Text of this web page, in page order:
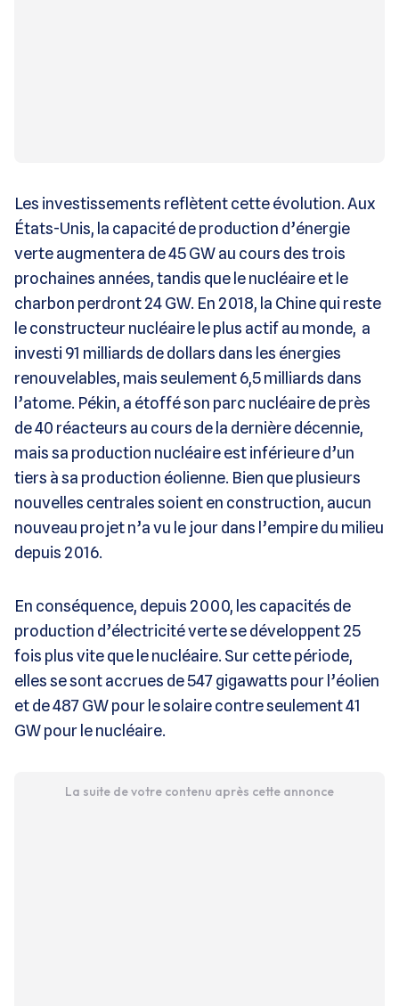
Les investissements reflètent cette évolution. Aux
États-Unis, la capacité de production d’énergie
verte augmentera de 45 GW au cours des trois
prochaines années, tandis que le nucléaire et le
charbon perdront 24 GW. En 2018, la Chine qui reste
le constructeur nucléaire le plus actif au monde, a
investi 91 milliards de dollars dans les énergies
renouvelables, mais seulement 6,5 milliards dans
l’atome. Pékin, a étoffé son parc nucléaire de près
de 40 réacteurs au cours de la dernière décennie,
mais sa production nucléaire est inférieure d’un
tiers à sa production éolienne. Bien que plusieurs
nouvelles centrales soient en construction, aucun
nouveau projet n’a vu le jour dans l’empire du milieu
depuis 2016.
En conséquence, depuis 2000, les capacités de
production d’électricité verte se développent 25
fois plus vite que le nucléaire. Sur cette période,
elles se sont accrues de 547 gigawatts pour l’éolien
et de 487 GW pour le solaire contre seulement 41
GW pour le nucléaire.
La suite de votre contenu après cette annonce